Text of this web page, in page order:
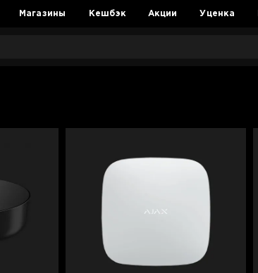
Магазины Кешбэк Акции Уценка